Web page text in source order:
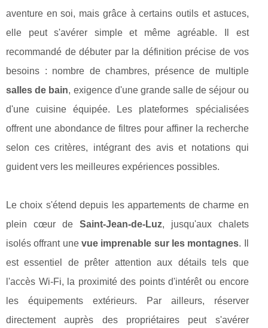
aventure en soi, mais grâce à certains outils et astuces,
elle peut s'avérer simple et même agréable. Il est
recommandé de débuter par la définition précise de vos
besoins : nombre de chambres, présence de multiple
salles de bain, exigence d'une grande salle de séjour ou
d'une cuisine équipée. Les plateformes spécialisées
offrent une abondance de filtres pour affiner la recherche
selon ces critères, intégrant des avis et notations qui
guident vers les meilleures expériences possibles.
Le choix s'étend depuis les appartements de charme en
plein cœur de Saint-Jean-de-Luz, jusqu'aux chalets
isolés offrant une vue imprenable sur les montagnes. Il
est essentiel de prêter attention aux détails tels que
l'accès Wi-Fi, la proximité des points d'intérêt ou encore
les équipements extérieurs. Par ailleurs, réserver
directement auprès des propriétaires peut s'avérer